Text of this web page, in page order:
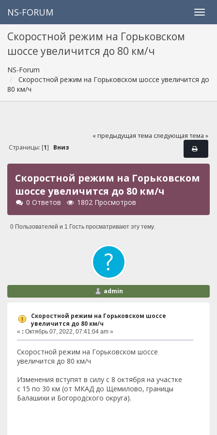
NS-FORUM
Скоростной режим на Горьковском
шоссе увеличится до 80 км/ч
NS-Forum
Скоростной режим на Горьковском шоссе увеличится до
80 км/ч
« предыдущая тема следующая тема »
Страницы: [1] Вниз
Скоростной режим на Горьковском
шоссе увеличится до 80 км/ч
0 Ответов 1802 Просмотров
0 Пользователей и 1 Гость просматривают эту тему.
admin
Скоростной режим на Горьковском шоссе
увеличится до 80 км/ч
« : Октябрь 07, 2022, 07:41:04 am »
Скоростной режим на Горьковском шоссе
увеличится до 80 км/ч
Изменения вступят в силу с 8 октября на участке
с 15 по 30 км (от МКАД до Щемилово, границы
Балашихи и Богородского округа).